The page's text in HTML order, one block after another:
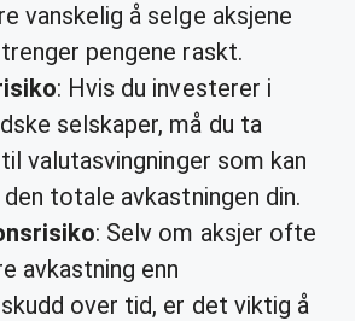
vanskelig å selge aksjene
pengene raskt.
: Hvis du investerer i
selskaper, må du ta
valutasvingninger som kan
totale avkastningen din.
: Selv om aksjer ofte
avkastning enn
over tid, er det viktig å